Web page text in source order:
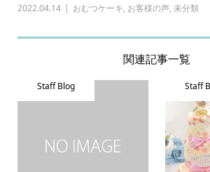
2022.04.14 おむつケーキ, お客様の声, 未分類
関連記事一覧
Staff Blog Staff